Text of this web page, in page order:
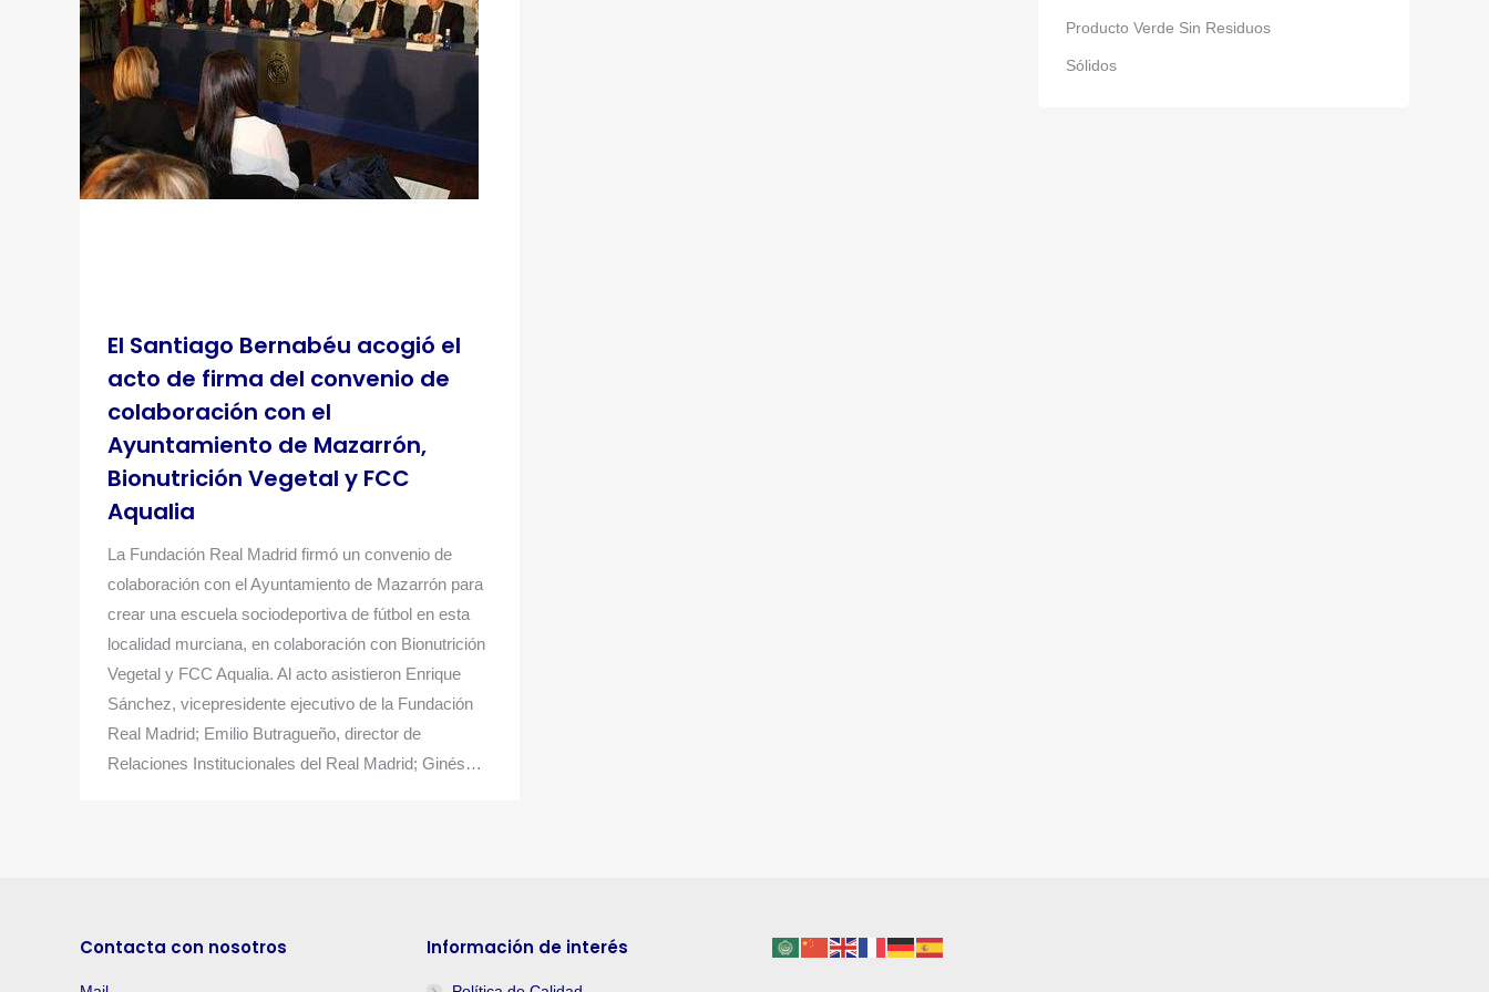
El Santiago Bernabéu acogió el
acto de firma del convenio de
colaboración con el
Ayuntamiento de Mazarrón,
Bionutrición Vegetal y FCC
Aqualia
La Fundación Real Madrid firmó un convenio de
colaboración con el Ayuntamiento de Mazarrón para
crear una escuela sociodeportiva de fútbol en esta
localidad murciana, en colaboración con Bionutrición
Vegetal y FCC Aqualia. Al acto asistieron Enrique
Sánchez, vicepresidente ejecutivo de la Fundación
Real Madrid; Emilio Butragueño, director de
Relaciones Institucionales del Real Madrid; Ginés…
Producto Verde Sin Residuos
Sólidos
Contacta con nosotros Información de interés